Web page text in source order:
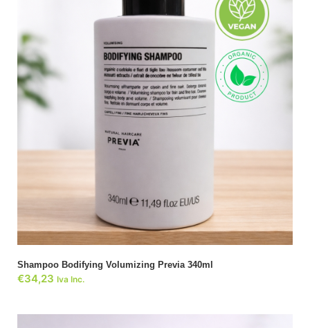
Shampoo Bodifying Volumizing Previa 340ml
€34,23 Iva Inc.